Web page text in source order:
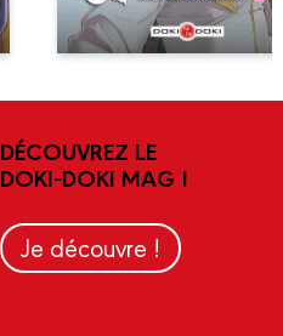
DÉCOUVREZ LE
DOKI-DOKI MAG !
Je découvre !